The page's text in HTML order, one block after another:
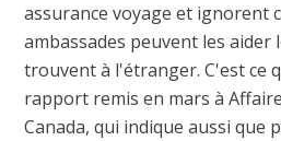
assurance voyage et ignorent
ambassades peuvent les aider
trouvent à l'étranger. C'est ce
rapport remis en mars à
Canada, qui indique aussi que